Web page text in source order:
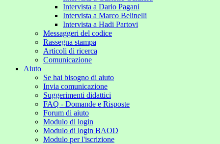
Intervista a Dario Pagani
Intervista a Marco Belinelli
Intervista a Hadi Partovi
Messaggeri del codice
Rassegna stampa
Articoli di ricerca
Comunicazione
Aiuto
Se hai bisogno di aiuto
Invia comunicazione
Suggerimenti didattici
FAQ - Domande e Risposte
Forum di aiuto
Modulo di login
Modulo di login BAOD
Modulo per l'iscrizione